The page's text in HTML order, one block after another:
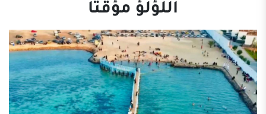
اللؤلؤ مؤقتًا